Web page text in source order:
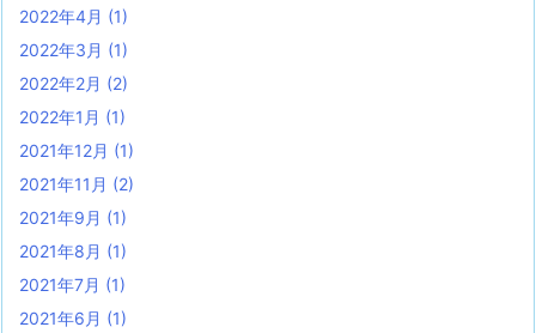
2022年4月 (1)
2022年3月 (1)
2022年2月 (2)
2022年1月 (1)
2021年12月 (1)
2021年11月 (2)
2021年9月 (1)
2021年8月 (1)
2021年7月 (1)
2021年6月 (1)